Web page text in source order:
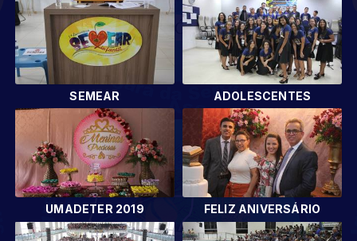
SEMEAR ADOLESCENTES
UMADETER 2019 FELIZ ANIVERSÁRIO